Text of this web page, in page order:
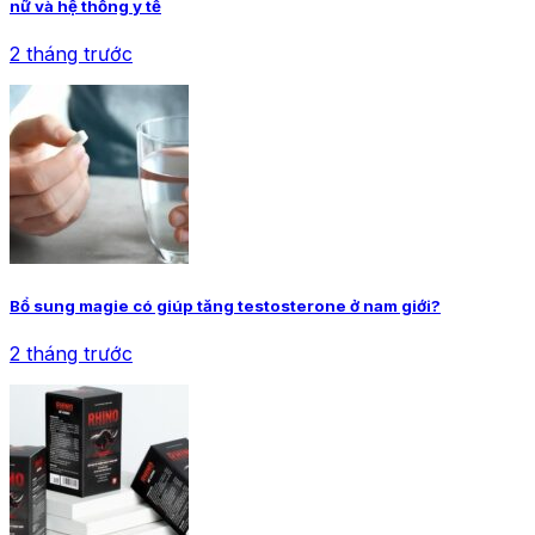
nữ và hệ thống y tế
2 tháng trước
Bổ sung magie có giúp tăng testosterone ở nam giới?
2 tháng trước